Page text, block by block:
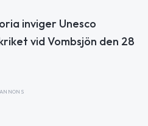
inviger Unesco
vid Vombsjön den 28
ANNONS